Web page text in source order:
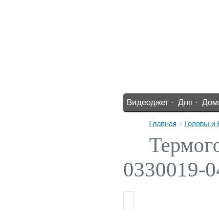
Видеоджет · Днп ·
Главная » Головы и
0330019-